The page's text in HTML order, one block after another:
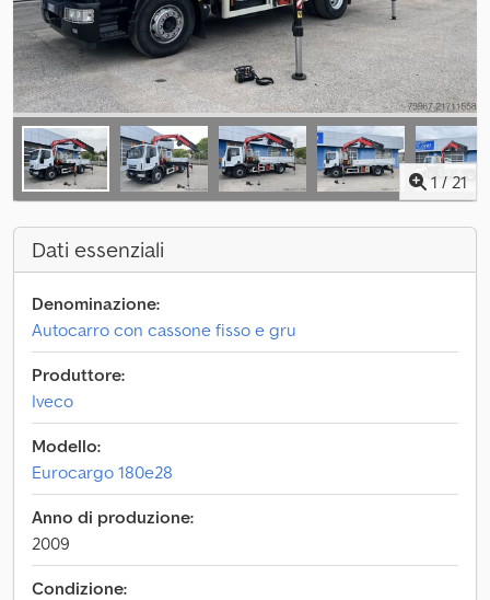
1 / 21
Dati essenziali
Denominazione:
Autocarro con cassone fisso e gru
Produttore:
Iveco
Modello:
Eurocargo 180e28
Anno di produzione:
2009
Condizione: